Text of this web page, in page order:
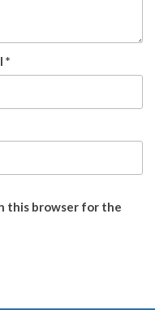
*
this browser for the